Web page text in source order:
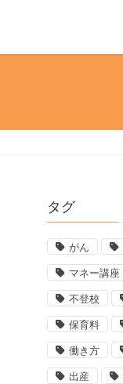
タグ
がん
マネー講座
不登校
保育料
働き方
出産